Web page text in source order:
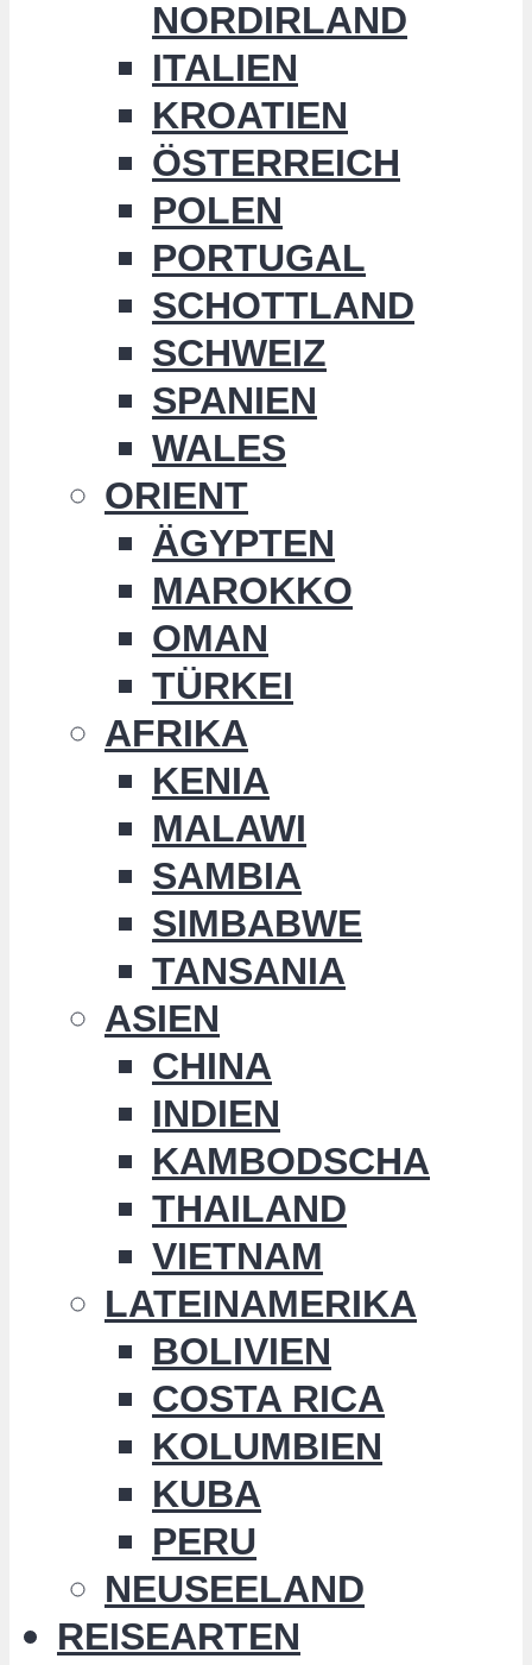
NORDIRLAND
ITALIEN
KROATIEN
ÖSTERREICH
POLEN
PORTUGAL
SCHOTTLAND
SCHWEIZ
SPANIEN
WALES
ORIENT
ÄGYPTEN
MAROKKO
OMAN
TÜRKEI
AFRIKA
KENIA
MALAWI
SAMBIA
SIMBABWE
TANSANIA
ASIEN
CHINA
INDIEN
KAMBODSCHA
THAILAND
VIETNAM
LATEINAMERIKA
BOLIVIEN
COSTA RICA
KOLUMBIEN
KUBA
PERU
NEUSEELAND
REISEARTEN